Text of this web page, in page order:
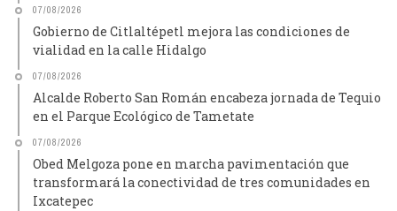
07/08/2026
Gobierno de Citlaltépetl mejora las condiciones de
vialidad en la calle Hidalgo
07/08/2026
Alcalde Roberto San Román encabeza jornada de Tequio
en el Parque Ecológico de Tametate
07/08/2026
Obed Melgoza pone en marcha pavimentación que
transformará la conectividad de tres comunidades en
Ixcatepec